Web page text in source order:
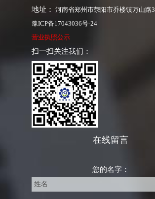
地址： 河南省郑州市荥阳市乔楼镇万山路
豫ICP备17043036号-24
营业执照公示
扫一扫关注我们：
在线留言
您的名字：